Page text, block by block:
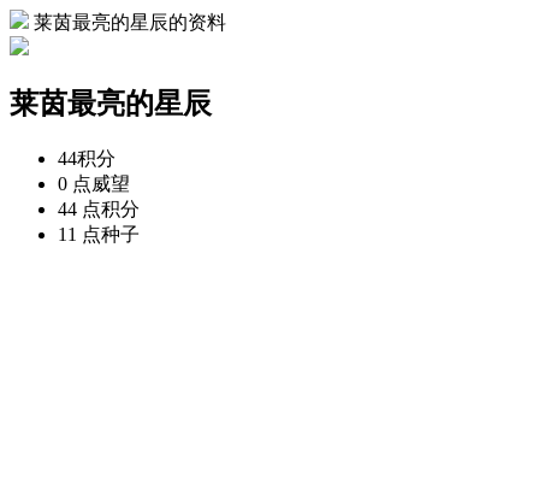
莱茵最亮的星辰的资料
莱茵最亮的星辰
44积分
0 点威望
44 点积分
11 点种子